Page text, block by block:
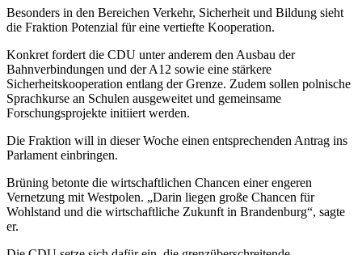
Besonders in den Bereichen Verkehr, Sicherheit und Bildung sieht
die Fraktion Potenzial für eine vertiefte Kooperation.
Konkret fordert die CDU unter anderem den Ausbau der
Bahnverbindungen und der A12 sowie eine stärkere
Sicherheitskooperation entlang der Grenze. Zudem sollen polnische
Sprachkurse an Schulen ausgeweitet und gemeinsame
Forschungsprojekte initiiert werden.
Die Fraktion will in dieser Woche einen entsprechenden Antrag ins
Parlament einbringen.
Brüning betonte die wirtschaftlichen Chancen einer engeren
Vernetzung mit Westpolen. „Darin liegen große Chancen für
Wohlstand und die wirtschaftliche Zukunft in Brandenburg“, sagte
er.